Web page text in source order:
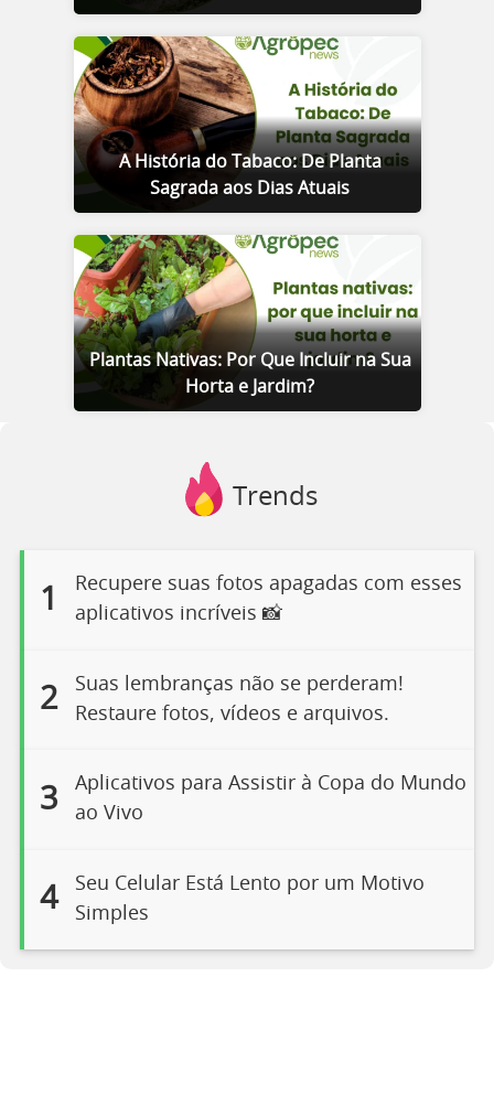
A História do Tabaco: De Planta
Sagrada aos Dias Atuais
Plantas Nativas: Por Que Incluir na Sua
Horta e Jardim?
Trends
1
Recupere suas fotos apagadas com esses
aplicativos incríveis 📸
2
Suas lembranças não se perderam!
Restaure fotos, vídeos e arquivos.
3
Aplicativos para Assistir à Copa do Mundo
ao Vivo
4
Seu Celular Está Lento por um Motivo
Simples